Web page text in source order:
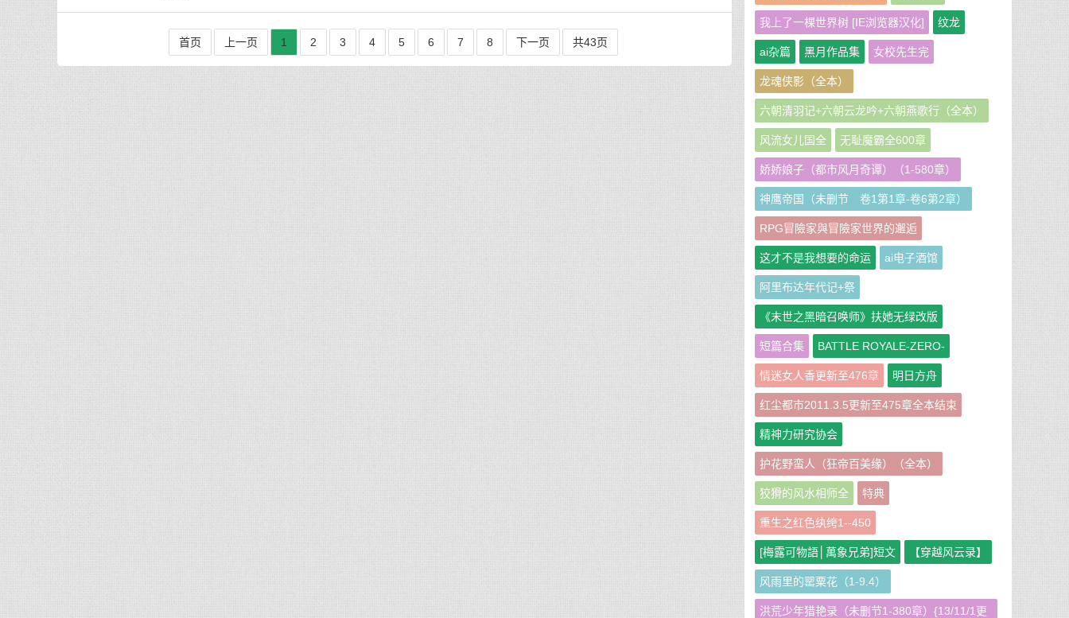
首页 上一页 1 2 3 4 5 6 7 8 下一页 共43页
我上了一棵世界树 [IE浏览器汉化] 纹龙
ai杂篇 黑月作品集 女校先生完
龙魂侠影（全本）
六朝清羽记+六朝云龙吟+六朝燕歌行（全本）
风流女儿国全 无耻魔霸全600章
娇娇娘子（都市风月奇谭）（1-580章）
神鹰帝国（未删节 卷1第1章-卷6第2章）
RPG冒險家與冒險家世界的邂逅
这才不是我想要的命运 ai电子酒馆
阿里布达年代记+祭
《末世之黑暗召唤师》扶她无绿改版
短篇合集 BATTLE ROYALE-ZERO-
情迷女人香更新至476章 明日方舟
红尘都市2011.3.5更新至475章全本结束
精神力研究协会
护花野蛮人（狂帝百美缘）（全本）
狡猾的风水相师全 特典
重生之红色纨绔1--450
[梅露可物語│萬象兄弟]短文 【穿越风云录】
风雨里的罂粟花（1-9.4）
洪荒少年猎艳录（未删节1-380章）{13/11/1更